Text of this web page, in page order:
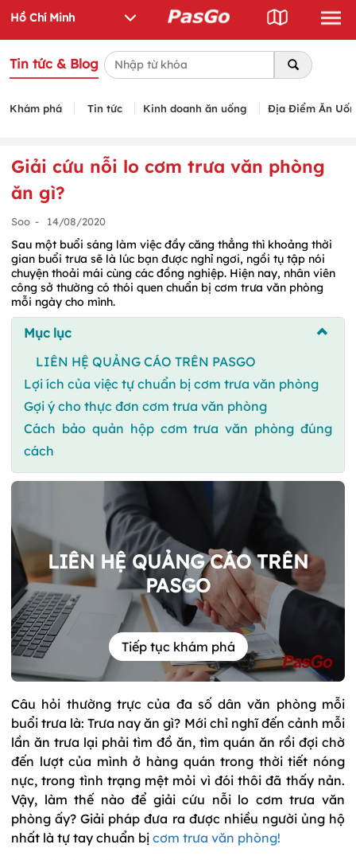
Tin tức & Blog
Khám phá Tin tức Kinh doanh ăn uống Địa Điểm Ăn
Giải cứu nỗi lo cơm trưa văn phòng
ăn gì?
Soo - 14/08/2020
Sau một buổi sáng làm việc đầy căng thẳng thì khoảng thời
gian buổi trưa sẽ là lúc bạn được nghỉ ngơi, ngồi tụ tập nói
chuyện thoải mái cùng các đồng nghiệp. Hiện nay, nhân viên
công sở thường có thói quen chuẩn bị cơm trưa văn phòng
mỗi ngày cho mình.
Mục lục
LIÊN HỆ QUẢNG CÁO TRÊN PASGO
Lợi ích của việc tự chuẩn bị cơm trưa văn phòng
Gợi ý cho thực đơn cơm trưa văn phòng
Cách bảo quản hộp cơm trưa văn phòng đúng
cách
LIÊN HỆ QUẢNG CÁO TRÊN
PASGO
Tiếp tục khám phá
Câu hỏi thường trực của đa số dân văn phòng mỗi
buổi trưa là: Trưa nay ăn gì? Mới chỉ nghĩ đến cảnh mỗi
lần ăn trưa lại phải tìm đồ ăn, tìm quán ăn rồi đợi chờ
đến lượt của mình ở hàng quán trong thời tiết nóng
nực, trong tình trạng mệt mỏi vì đói thôi đã thấy nản.
Vậy, làm thế nào để giải cứu nỗi lo cơm trưa văn
phòng ấy? Giải pháp đưa ra được nhiều người ủng hộ
nhất là tự tay chuẩn bị cơm trưa văn phòng!